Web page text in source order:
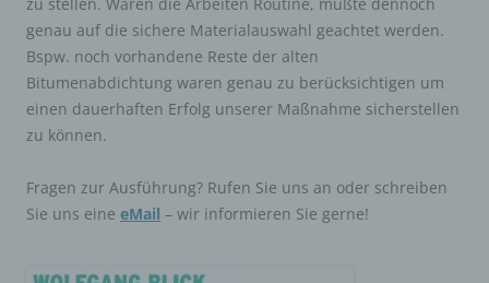
genau auf die sichere Materialauswahl geachtet werden.
Bspw. noch vorhandene Reste der alten
Bitumenabdichtung waren genau zu berücksichtigen um
einen dauerhaften Erfolg unserer Maßnahme sicherstellen
zu können.
Fragen zur Ausführung? Rufen Sie uns an oder schreiben
Sie uns eine eMail – wir informieren Sie gerne!